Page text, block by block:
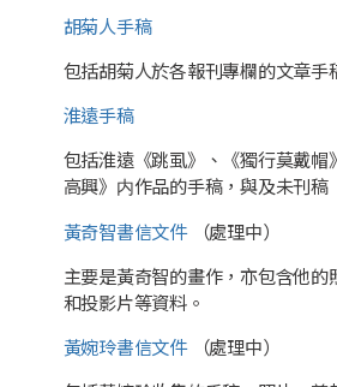
胡菊人手稿
包括胡菊人於各報刊專欄的文章手
淮遠手稿
包括淮遠《跳虱》、《獨行莫戴帽
高興》内作品的手稿，與及未刊稿
黃奇智書信文件（處理中）
主要是黃奇智的畫作，亦包含他的
和投影片等資料。
黃婉玲書信文件（處理中）